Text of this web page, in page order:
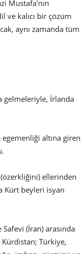
Mustafa’nın
ve kalıcı bir çözüm
aynı zamanda tüm
gelmeleriyle, İrlanda
altına giren
ellerinden
Kürt beyleri isyan
(İran) arasında
Türkiye,